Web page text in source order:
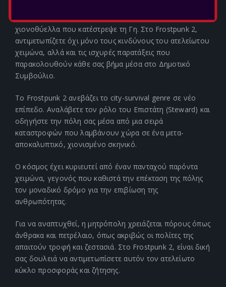
διαδραματίζεται 30 χρόνια μετά από μια αποκαλυπτική
χιονοθύελλα που κατέστρεψε τη Γη. Στο Frostpunk 2,
αντιμετωπίζετε όχι μόνο τους κινδύνους του ατελείωτου
χειμώνα, αλλά και τις ισχυρές παρατάξεις που
παρακολουθούν κάθε σας βήμα μέσα στο Δημοτικό
Συμβούλιο.
Το Frostpunk 2 ανεβάζει το city-survival genre σε νέο
επίπεδο. Αναλάβετε τον ρόλο του Επιστάτη (Steward) και
οδηγήστε την πόλη σας μέσα από μια σειρά
καταστροφών που λαμβάνουν χώρα σε ένα μετα-
αποκαλυπτικό, χιονισμένο σκηνικό.
Ο κόσμος έχει κυριευτεί από έναν πανταχού παρόντα
χειμώνα, γεγονός που καθιστά την επέκταση της πόλης
τον μοναδικό δρόμο για την επιβίωση της
ανθρωπότητας.
Για να αναπτυχθεί, η μητρόπολη χρειάζεται πόρους όπως
άνθρακα και πετρέλαιο, όπως ακριβώς οι πολίτες της
απαιτούν τροφή και ζεστασιά. Στο Frostpunk 2, είναι δική
σας δουλειά να αντιμετωπίσετε αυτόν τον ατελείωτο
κύκλο προσφοράς και ζήτησης.